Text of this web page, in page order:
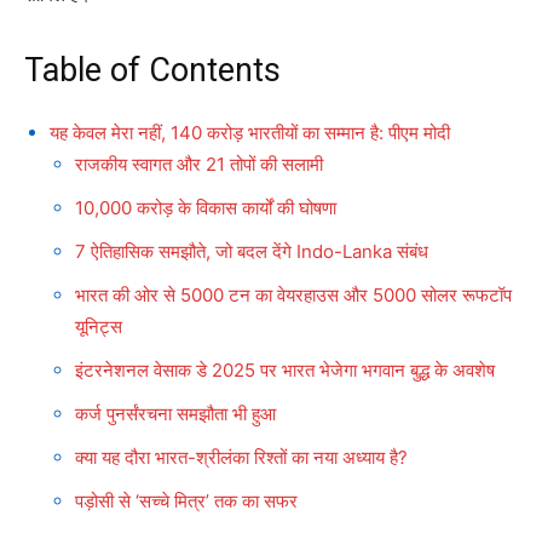
Table of Contents
यह केवल मेरा नहीं, 140 करोड़ भारतीयों का सम्मान है: पीएम मोदी
राजकीय स्वागत और 21 तोपों की सलामी
10,000 करोड़ के विकास कार्यों की घोषणा
7 ऐतिहासिक समझौते, जो बदल देंगे Indo-Lanka संबंध
भारत की ओर से 5000 टन का वेयरहाउस और 5000 सोलर रूफटॉप
यूनिट्स
इंटरनेशनल वेसाक डे 2025 पर भारत भेजेगा भगवान बुद्ध के अवशेष
कर्ज पुनर्संरचना समझौता भी हुआ
क्या यह दौरा भारत-श्रीलंका रिश्तों का नया अध्याय है?
पड़ोसी से ‘सच्चे मित्र’ तक का सफर